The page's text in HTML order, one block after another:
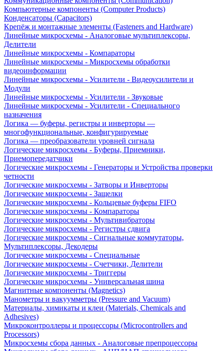
Компьютерные компоненты (Computer Products)
Конденсаторы (Capacitors)
Крепёж и монтажные элементы (Fasteners and Hardware)
Линейные микросхемы - Аналоговые мультиплексоры,
Делители
Линейные микросхемы - Компараторы
Линейные микросхемы - Микросхемы обработки
видеоинформации
Линейные микросхемы - Усилители - Видеоусилители и
Модули
Линейные микросхемы - Усилители - Звуковые
Линейные микросхемы - Усилители - Специального
назначения
Логика — буферы, регистры и инверторы —
многофункциональные, конфигурируемые
Логика — преобразователи уровней сигнала
Логические микросхемы - Буферы, Приемники,
Приемопередатчики
Логические микросхемы - Генераторы и Устройства проверки
четности
Логические микросхемы - Затворы и Инверторы
Логические микросхемы - Защелки
Логические микросхемы - Кольцевые буферы FIFO
Логические микросхемы - Компараторы
Логические микросхемы - Мультивибраторы
Логические микросхемы - Регистры сдвига
Логические микросхемы - Сигнальные коммутаторы,
Мультиплексоры, Декодеры
Логические микросхемы - Специальные
Логические микросхемы - Счетчики, Делители
Логические микросхемы - Триггеры
Логические микросхемы - Универсальная шина
Магнитные компоненты (Magnetics)
Манометры и вакуумметры (Pressure and Vacuum)
Материалы, химикаты и клеи (Materials, Chemicals and
Adhesives)
Микроконтроллеры и процессоры (Microcontrollers and
Processors)
Микросхемы сбора данных - Аналоговые препроцессоры